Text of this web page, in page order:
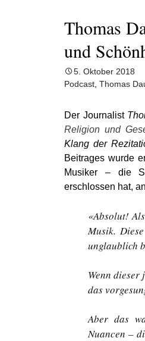
Thomas
und
5. Oktober 2018
Podcast Thomas
Der Journalist
Religion und
Klang der
Beitrages wurde
Musiker – die
erschlossen hat,
«Absolut!
Musik.
unglaublich
Wenn dieser
das
Aber das
Nuancen –